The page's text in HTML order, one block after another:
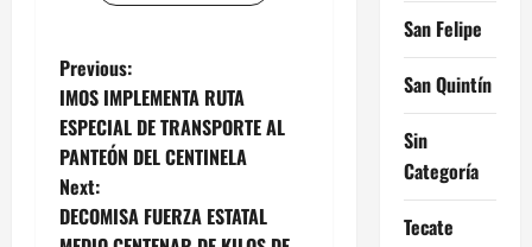
P
o
s
t
Previous:
IMOS IMPLEMENTA RUTA
ESPECIAL DE TRANSPORTE AL
PANTEÓN DEL CENTINELA
Next:
DECOMISA FUERZA ESTATAL
San Felipe
San Quintín
Sin
Categoría
Tecate